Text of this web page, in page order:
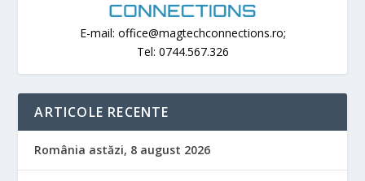
E-mail: office@magtechconnections.ro;
Tel: 0744.567.326
ARTICOLE RECENTE
România astăzi, 8 august 2026